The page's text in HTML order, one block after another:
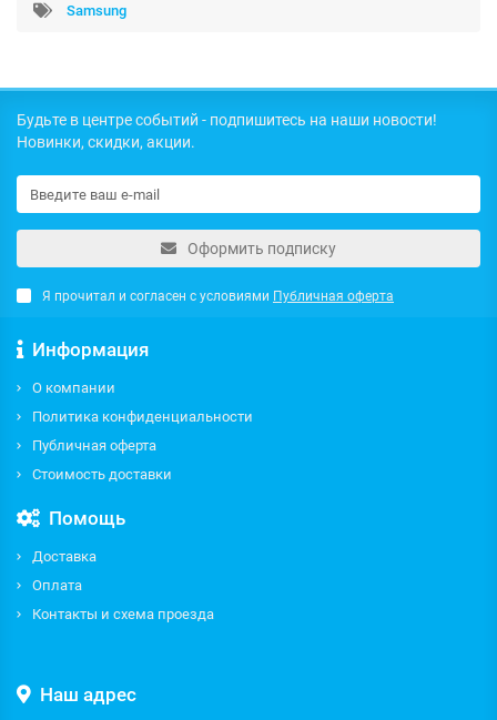
Samsung
Будьте в центре событий - подпишитесь на наши новости!
Новинки, скидки, акции.
Оформить подписку
Я прочитал и согласен с условиями Публичная оферта
Информация
О компании
Политика конфиденциальности
Публичная оферта
Стоимость доставки
Помощь
Доставка
Оплата
Контакты и схема проезда
Наш адрес